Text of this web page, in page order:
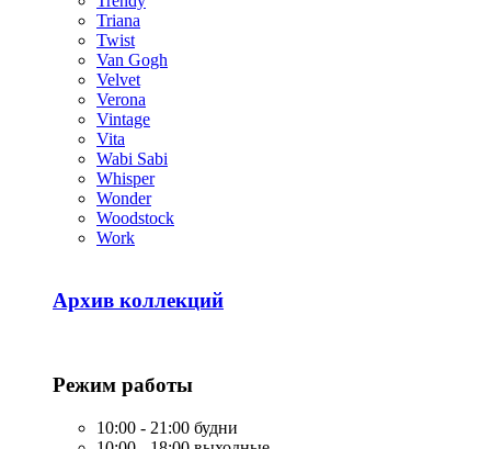
Triana
Twist
Van Gogh
Velvet
Verona
Vintage
Vita
Wabi Sabi
Whisper
Wonder
Woodstock
Work
Архив коллекций
Режим работы
10:00 - 21:00 будни